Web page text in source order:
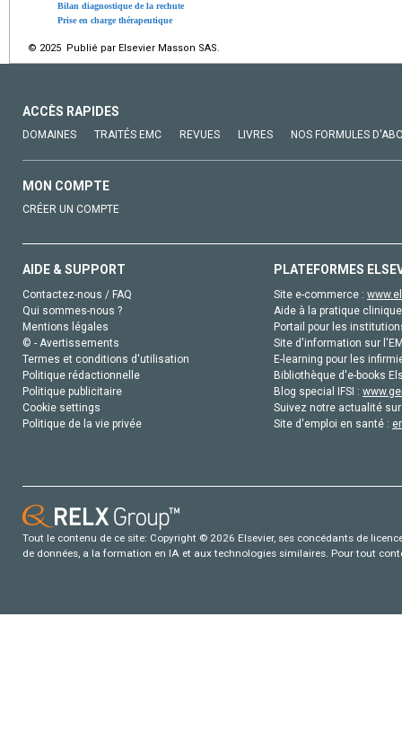
Bilan diagnostique de la rechute
Prise en charge thérapeutique
© 2025 Publié par Elsevier Masson SAS.
ACCÈS RAPIDES
DOMAINES TRAITÉS EMC REVUES LIVRES NOS FORMULES
MON COMPTE
CRÉER UN COMPTE
AIDE & SUPPORT
Contactez-nous / FAQ
Qui sommes-nous ?
Mentions légales
© - Avertissements
Termes et conditions d'utilisation
Politique rédactionnelle
Politique publicitaire
Cookie settings
Politique de la vie privée
PLATEFORMES
Site e-commerce :
Aide à la pratique
Portail pour les
Site d'information sur
E-learning pour les
Bibliothèque d'e-books
Blog special IFSI :
Suivez notre actualité
Site d'emploi en santé :
Tout le contenu de ce site: Copyright © 2026 Elsevier, ses concédants de
de données, a la formation en IA et aux technologies similaires. Pour tout